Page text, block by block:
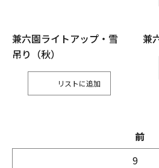
兼六園ライトアップ・雪
吊り（秋）
リスト
兼
前
9